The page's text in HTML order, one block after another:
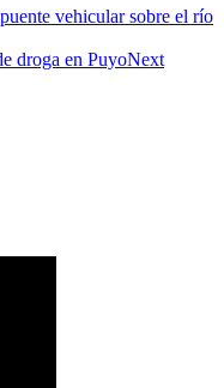
vehicular sobre el río
droga en PuyoNext